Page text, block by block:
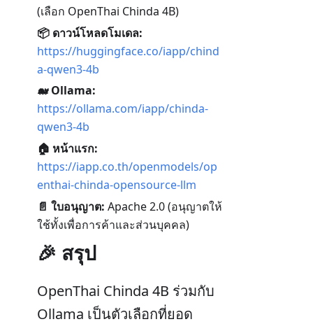
(เลือก OpenThai Chinda 4B)
📦 ดาวน์โหลดโมเดล:
https://huggingface.co/iapp/chind
a-qwen3-4b
🐋 Ollama:
https://ollama.com/iapp/chinda-
qwen3-4b
🏠 หน้าแรก:
https://iapp.co.th/openmodels/op
enthai-chinda-opensource-llm
📄 ใบอนุญาต: Apache 2.0 (อนุญาตให้
ใช้ทั้งเพื่อการค้าและส่วนบุคคล)
🎉 สรุป
OpenThai Chinda 4B ร่วมกับ
Ollama เป็นตัวเลือกที่ยอด